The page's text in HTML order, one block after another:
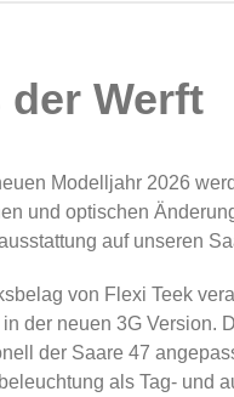
der Werft
Modelljahr 2026
und optischen
auf unseren
von Flexi Teek
der neuen 3G Version.
der Saare 47
als Tag- und